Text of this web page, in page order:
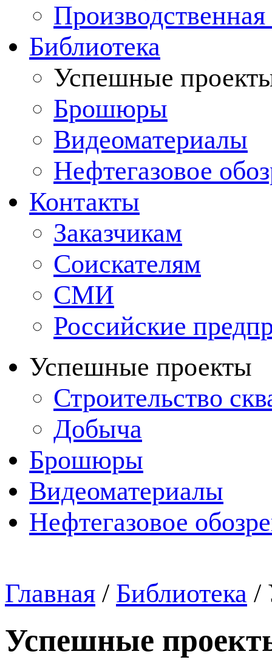
Производственная
Библиотека
Успешные
Брошюры
Видеоматериалы
Нефтегазовое
Контакты
Заказчикам
Соискателям
СМИ
Российские
Успешные проекты
Строительство
Добыча
Брошюры
Видеоматериалы
Нефтегазовое
Главная / Библиотека /
Успешные